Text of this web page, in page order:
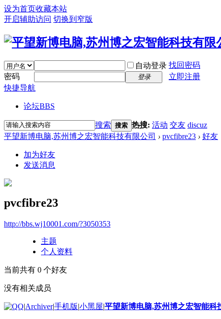
设为首页收藏本站
开启辅助访问 切换到窄版
自动登录 找回密码
密码
登录
立即注册
快捷导航
论坛BBS
搜索 搜索 热搜: 活动 交友 discuz
平望新博电脑,苏州博之宏智能科技有限公司 › pvcfibre23 › 好友
加为好友
发送消息
pvcfibre23
http://bbs.wj10001.com/?3050353
主题
个人资料
当前共有 0 个好友
没有相关成员
|Archiver|手机版|小黑屋|平望新博电脑,苏州博之宏智能科